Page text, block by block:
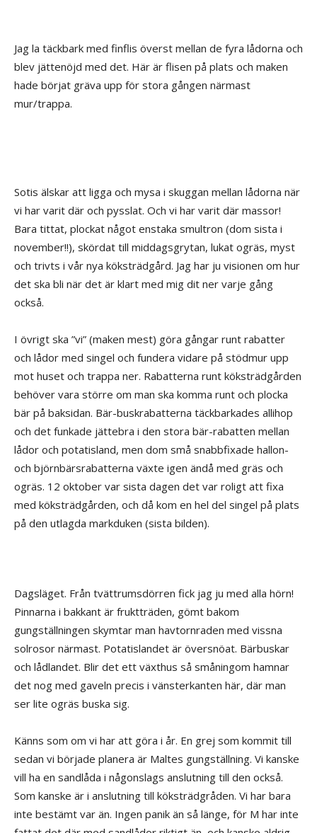
Jag la täckbark med finflis överst mellan de fyra lådorna och
blev jättenöjd med det. Här är flisen på plats och maken
hade börjat gräva upp för stora gången närmast
mur/trappa.
Sotis älskar att ligga och mysa i skuggan mellan lådorna när
vi har varit där och pysslat. Och vi har varit där massor!
Bara tittat, plockat något enstaka smultron (dom sista i
november!!), skördat till middagsgrytan, lukat ogräs, myst
och trivts i vår nya köksträdgård. Jag har ju visionen om hur
det ska bli när det är klart med mig dit ner varje gång
också.
I övrigt ska ”vi” (maken mest) göra gångar runt rabatter
och lådor med singel och fundera vidare på stödmur upp
mot huset och trappa ner. Rabatterna runt köksträdgården
behöver vara större om man ska komma runt och plocka
bär på baksidan. Bär-buskrabatterna täckbarkades allihop
och det funkade jättebra i den stora bär-rabatten mellan
lådor och potatisland, men dom små snabbfixade hallon-
och björnbärsrabatterna växte igen ändå med gräs och
ogräs. 12 oktober var sista dagen det var roligt att fixa
med köksträdgården, och då kom en hel del singel på plats
på den utlagda markduken (sista bilden).
Dagsläget. Från tvättrumsdörren fick jag ju med alla hörn!
Pinnarna i bakkant är fruktträden, gömt bakom
gungställningen skymtar man havtornraden med vissna
solrosor närmast. Potatislandet är översnöat. Bärbuskar
och lådlandet. Blir det ett växthus så småningom hamnar
det nog med gaveln precis i vänsterkanten här, där man
ser lite ogräs buska sig.
Känns som om vi har att göra i år. En grej som kommit till
sedan vi började planera är Maltes gungställning. Vi kanske
vill ha en sandlåda i någonslags anslutning till den också.
Som kanske är i anslutning till köksträdgråden. Vi har bara
inte bestämt var än. Ingen panik än så länge, för M har inte